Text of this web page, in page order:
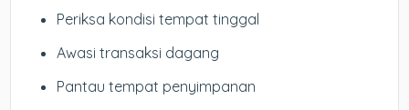
Periksa kondisi tempat tinggal
Awasi transaksi dagang
Pantau tempat penyimpanan